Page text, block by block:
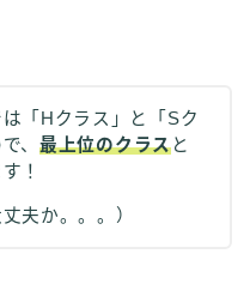
「Hクラス」と「Sク
、 最上位のクラスと
！
夫か。。。）